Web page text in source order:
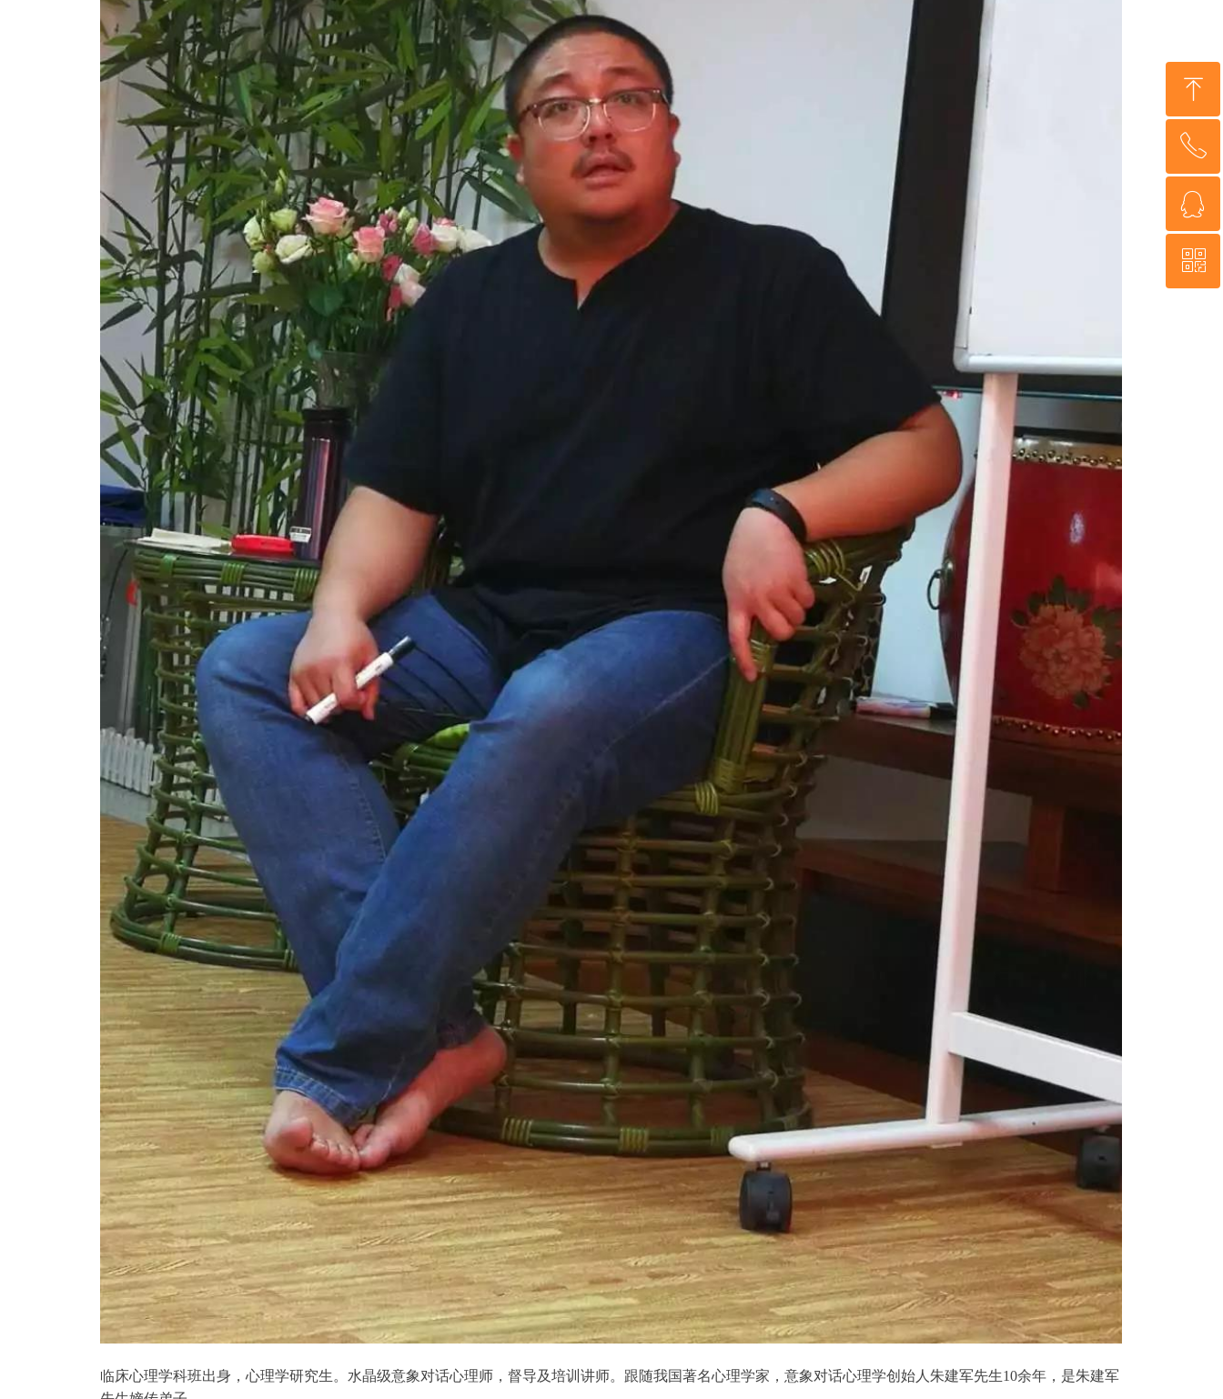
临床心理学科班出身，心理学研究生。水晶级意象对话心理师，督导及培训讲师。跟随我国著名心理学家，意象对话心理学创始人朱建军先生10余年，是朱建军
ꁸ
回到顶部
ꂅ
ꁗ
QQ客服
ꀥ